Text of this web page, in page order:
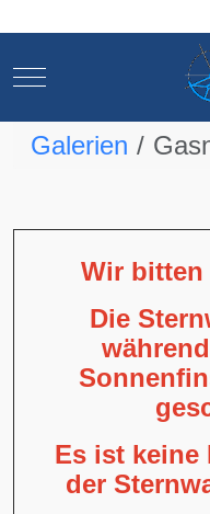
Mobile Menu Toggle
Galerien
Wir bitten
Die
Es ist keine
der